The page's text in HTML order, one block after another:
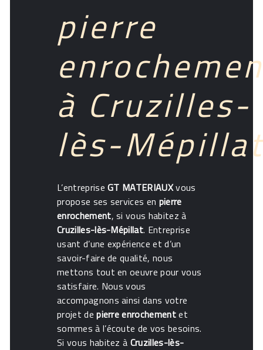
pierre
à Cruzilles-
lès-
L’entrepriseGT MATERIAUXvous
propose ses services en pierre
enrochement, si vous habitez à
Cruzilles-lès-Mépillat. Entreprise
usant d’une expérience et d’un
savoir-faire de qualité, nous
mettons tout en oeuvre pour vous
satisfaire. Nous vous
accompagnons ainsi dans votre
projet depierre enrochementet
sommes à l’écoute de vos besoins.
Si vous habitez à Cruzilles-lès-